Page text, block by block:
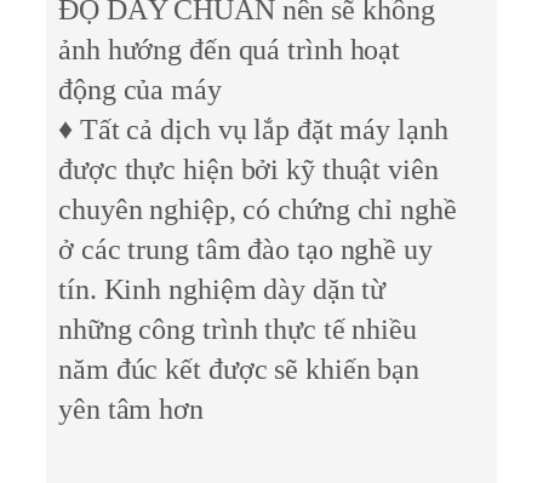
ĐỘ DÀY CHUẨN nên sẽ không
ảnh hướng đến quá trình hoạt
động của máy
♦ Tất cả dịch vụ lắp đặt máy lạnh
được thực hiện bởi kỹ thuật viên
chuyên nghiệp, có chứng chỉ nghề
ở các trung tâm đào tạo nghề uy
tín. Kinh nghiệm dày dặn từ
những công trình thực tế nhiều
năm đúc kết được sẽ khiến bạn
yên tâm hơn